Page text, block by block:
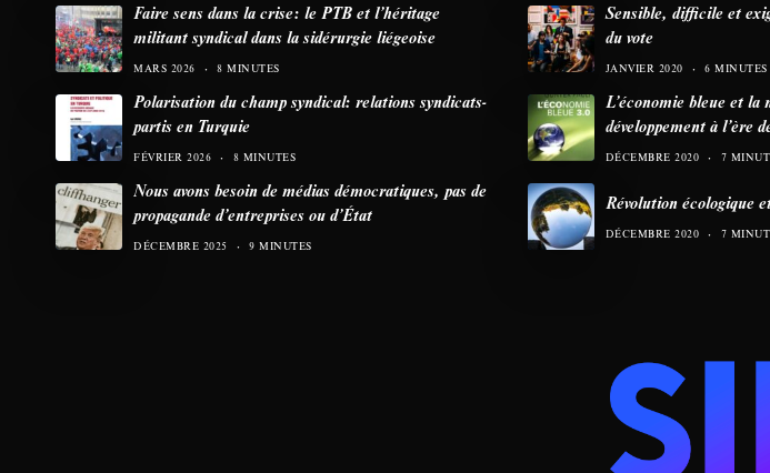
Faire sens dans la crise: le PTB et l’héritage
militant syndical dans la sidérurgie liégeoise
MARS 2026 8 MINUTES
Polarisation du champ syndical: relations syndicats-
partis en Turquie
FÉVRIER 2026 8 MINUTES
Nous avons besoin de médias démocratiques, pas de
propagande d’entreprises ou d’État
DÉCEMBRE 2025 9 MINUTES
Sensible, difficile et
du vote
JANVIER 2020 6 MINUTES
L’économie bleue et la
développement à l’ère
DÉCEMBRE 2020 7
Révolution écologique
DÉCEMBRE 2020 7